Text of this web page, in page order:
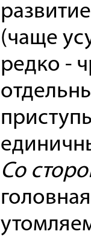
(чаще
редко -
Со